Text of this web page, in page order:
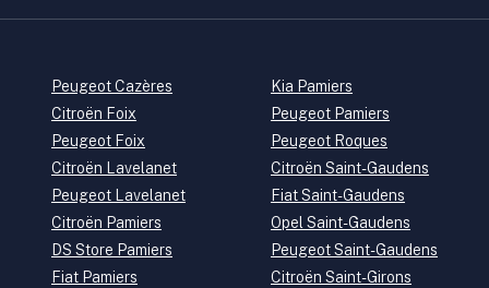
Peugeot Cazères
Citroën Foix
Peugeot Foix
Citroën Lavelanet
Peugeot Lavelanet
Citroën Pamiers
DS Store Pamiers
Fiat Pamiers
Kia Pamiers
Peugeot Pamiers
Peugeot Roques
Citroën Saint-Gaudens
Fiat Saint-Gaudens
Opel Saint-Gaudens
Peugeot Saint-Gaudens
Citroën Saint-Girons